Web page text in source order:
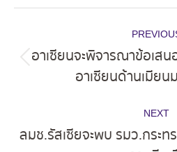
navigation
อาเซียนจะพิจารณาข้อเส
อาเซียนด้านเมียน
NEXT
ลมช.รัสเซียจะพบ รมว.กระ